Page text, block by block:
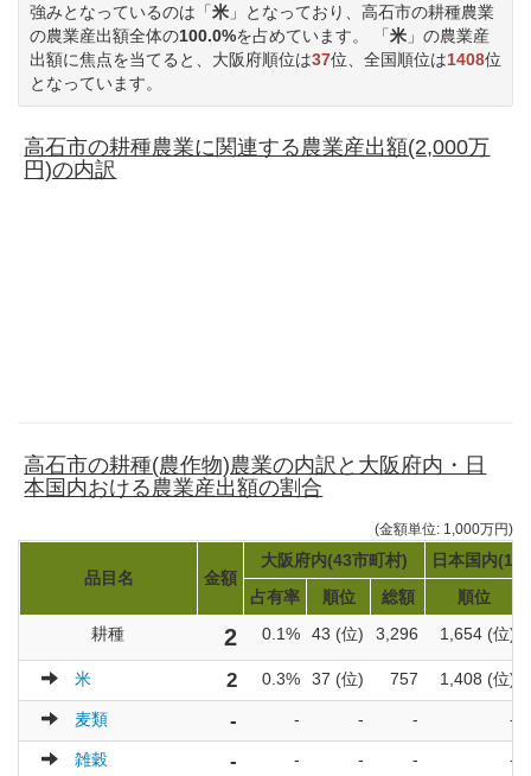
強みとなっているのは「米 」となっており、高石市の耕種農業
の農業産出額全体の100.0%を占めています。 「米 」の農業産
出額に焦点を当てると、大阪府順位は37位、全国順位は1408位
となっています。
高石市の耕種農業に関連する農業産出額(2,000万
円)の内訳
高石市の耕種(農作物)農業の内訳と大阪府内・日
本国内おける農業産出額の割合
(金額単位: 1,000万円)
品目名 金額
大阪府内(43市町村)
日本国内
占有率
順位 総額
順位
耕種
2 0.1% 43 (位) 3,296 1,654 (位)
米 2 0.3% 37 (位) 757 1,408 (位)
麦類 - - - - -
雑穀 - - - - -